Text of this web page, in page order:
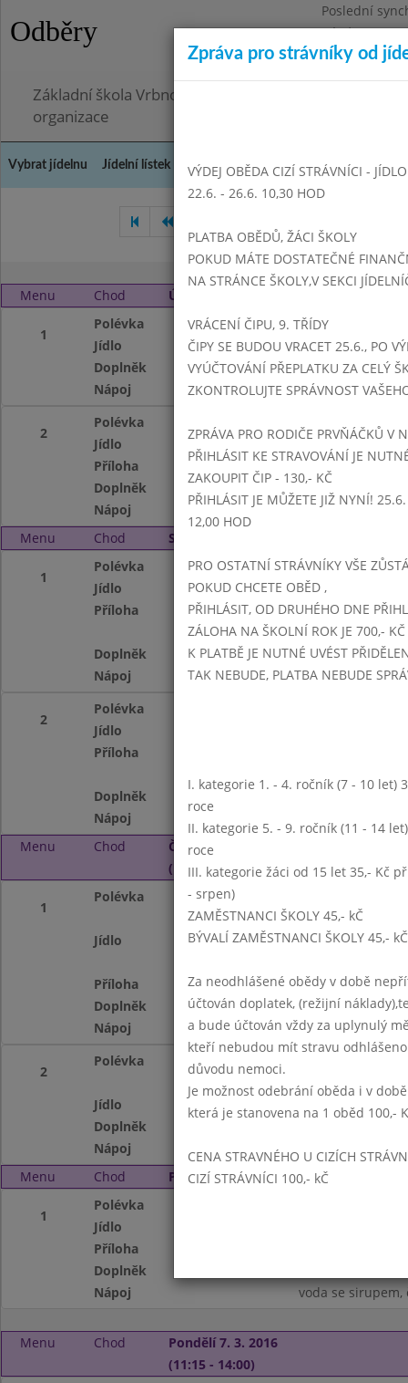
Odběry
Poslední
Pátek
Omezení
Základní škola Vrbno pod Pradědem, okres Bruntál,
organizace
Vybrat jídelnu Jídelní lístek Historie Kontakty a informace
Menu Chod Úterý 1. 3. 2016 (11:15 - 14:00)
1
Polévka
rajská s tarhoňou
Jídlo
zapečené
Doplněk
kyselý okurek
Nápoj
voda se sirupem,
2
Polévka
rajská s tarhoňou
Jídlo
přírodní kuřecí
Příloha
kuskus se
Doplněk
kyselý okurek
Nápoj
voda se sirupem,
Menu
Chod Středa 2. 3. 2016 (11:15 - 14:00)
1
Polévka
koprová s
Jídlo
hovězí roštěná
Příloha
dušená rýže
Doplněk
ovocný kompot
Nápoj
voda se sirupem,
2
Polévka
Jídlo
Příloha
Doplněk
ovocný kompot
Nápoj
Menu
Chod
Čtvrtek 3. 3. 2016
(11:15 - 14:00)
1
Polévka
Jídlo vepřová kýta na
Příloha
těstoviny
Doplněk
pro děti:
Nápoj
voda se sirupem,
2
Polévka
Jídlo
pohankové
Doplněk
Nápoj
voda se sirupem,
Menu
Chod Pátek 4. 3. 2016 (11:15 - 14:00)
1
Polévka
Jídlo
Příloha
Doplněk
Nápoj
voda se sirupem,
Menu Chod
Pondělí 7. 3. 2016
(11:15 - 14:00)
Zpráva pro strávníky od
VÝDEJ OBĚDA CIZÍ STRÁVNÍCI -
22.6. - 26.6. 10,30 HOD
PLATBA OBĚDŮ, ŽÁCI ŠKOLY
POKUD MÁTE DOSTATEČNÉ
NA STRÁNCE ŠKOLY,V SEKCI
VRÁCENÍ ČIPU, 9. TŘÍDY
ČIPY SE BUDOU VRACET 25.6., PO
VYÚČTOVÁNÍ PŘEPLATKU ZA CELÝ
ZKONTROLUJTE SPRÁVNOST
ZPRÁVA PRO RODIČE PRVŇÁČKŮ V
PŘIHLÁSIT KE STRAVOVÁNÍ JE
ZAKOUPIT ČIP - 130,- KČ
PŘIHLÁSIT JE MŮŽETE JIŽ NYNÍ!
12,00 HOD
PRO OSTATNÍ STRÁVNÍKY VŠE
POKUD CHCETE OBĚD ,
PŘIHLÁSIT, OD DRUHÉHO DNE
ZÁLOHA NA ŠKOLNÍ ROK JE 700,- KČ
K PLATBĚ JE NUTNÉ UVÉST
TAK NEBUDE, PLATBA NEBUDE
I. kategorie 1. - 4. ročník (7 - 10
roce
II. kategorie 5. - 9. ročník (11 - 14
roce
III. kategorie žáci od 15 let 35,- Kč
- srpen)
ZAMĚSTNANCI ŠKOLY 45,- kČ
BÝVALÍ ZAMĚSTNANCI ŠKOLY 45,- kČ
Za neodhlášené obědy v době
účtován doplatek, (režijní
a bude účtován vždy za uplynulý
kteří nebudou mít stravu
důvodu nemoci.
Je možnost odebrání oběda i v
která je stanovena na 1 oběd 100,-
CENA STRAVNÉHO U CIZÍCH
CIZÍ STRÁVNÍCI 100,- kČ